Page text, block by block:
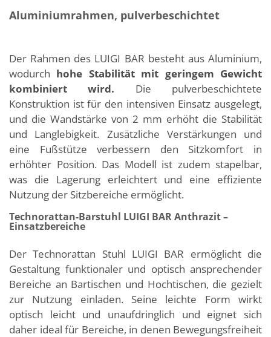
Aluminiumrahmen, pulverbeschichtet
Der Rahmen des LUIGI BAR besteht aus Aluminium,
wodurch hohe Stabilität mit geringem Gewicht
kombiniert wird. Die pulverbeschichtete
Konstruktion ist für den intensiven Einsatz ausgelegt,
und die Wandstärke von 2 mm erhöht die Stabilität
und Langlebigkeit. Zusätzliche Verstärkungen und
eine Fußstütze verbessern den Sitzkomfort in
erhöhter Position. Das Modell ist zudem stapelbar,
was die Lagerung erleichtert und eine effiziente
Nutzung der Sitzbereiche ermöglicht.
Technorattan-Barstuhl LUIGI BAR Anthrazit –
Einsatzbereiche
Der Technorattan Stuhl LUIGI BAR ermöglicht die
Gestaltung funktionaler und optisch ansprechender
Bereiche an Bartischen und Hochtischen, die gezielt
zur Nutzung einladen. Seine leichte Form wirkt
optisch leicht und unaufdringlich und eignet sich
daher ideal für Bereiche, in denen Bewegungsfreiheit